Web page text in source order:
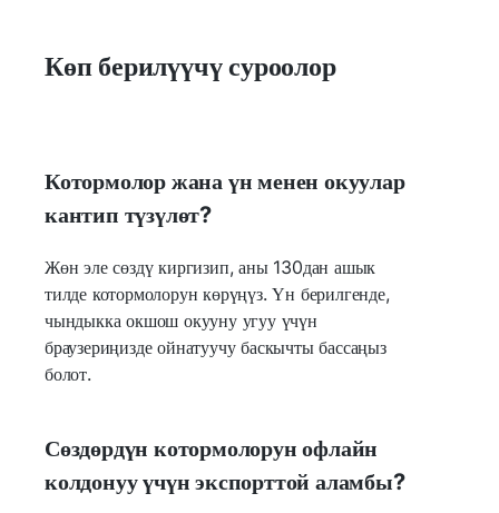
Көп берилүүчү суроолор
Котормолор жана үн менен окуулар
кантип түзүлөт?
Жөн эле сөздү киргизип, аны 130дан ашык
тилде котормолорун көрүңүз. Үн берилгенде,
чындыкка окшош окууну угуу үчүн
браузериңизде ойнатуучу баскычты бассаңыз
болот.
Сөздөрдүн котормолорун офлайн
колдонуу үчүн экспорттой аламбы?